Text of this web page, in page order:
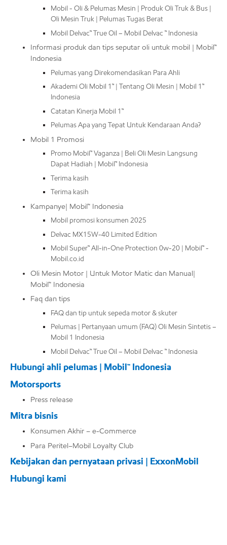
Mobil - Oli & Pelumas Mesin | Produk Oli Truk & Bus |
Oli Mesin Truk | Pelumas Tugas Berat
Mobil Delvac™ True Oil – Mobil Delvac ™ Indonesia
Informasi produk dan tips seputar oli untuk mobil | Mobil™
Indonesia
Pelumas yang Direkomendasikan Para Ahli
Akademi Oli Mobil 1™ | Tentang Oli Mesin | Mobil 1™
Indonesia
Catatan Kinerja Mobil 1™
Pelumas Apa yang Tepat Untuk Kendaraan Anda?
Mobil 1 Promosi
Promo Mobil™ Vaganza | Beli Oli Mesin Langsung
Dapat Hadiah | Mobil™ Indonesia
Terima kasih
Terima kasih
Kampanye| Mobil™ Indonesia
Mobil promosi konsumen 2025
Delvac MX15W-40 Limited Edition
Mobil Super™ All-in-One Protection 0w-20 | Mobil™ -
Mobil.co.id
Oli Mesin Motor | Untuk Motor Matic dan Manual|
Mobil™ Indonesia
Faq dan tips
FAQ dan tip untuk sepeda motor & skuter
Pelumas | Pertanyaan umum (FAQ) Oli Mesin Sintetis –
Mobil 1 Indonesia
Mobil Delvac™ True Oil – Mobil Delvac ™ Indonesia
Hubungi ahli pelumas | Mobil™ Indonesia
Motorsports
Press release
Mitra bisnis
Konsumen Akhir – e-Commerce
Para Peritel–Mobil Loyalty Club
Kebijakan dan pernyataan privasi | ExxonMobil
Hubungi kami